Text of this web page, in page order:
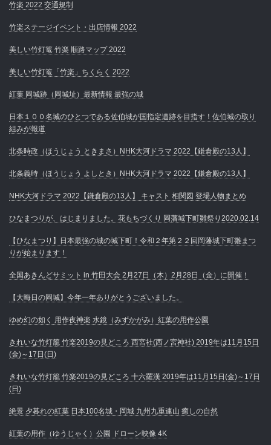
竹楽 2022 交通規制
竹楽ステージイベント・出店情報 2022
美しい竹灯篭 竹楽 順路マップ 2022
美しい竹灯篭「竹楽」ちくらく 2022
紅葉 岡城跡（岡城址）最新情報 最強の城
日本１００名城のひとつである佐伯城が国指定遺跡を目指す！佐伯城の取り
組みが報道
北条時政（ほうじょう ときまさ）NHK大河ドラマ 2022【鎌倉殿の13人】
北条義時（ほうじょう よしとき）NHK大河ドラマ 2022【鎌倉殿の13人】
NHK大河ドラマ 2022【鎌倉殿の13人】 キャスト 相関図 登場人物まとめ
ひなまつりが、はじまりました。花もちづくり 岡藩城下町雛祭り2020.02.14
【ひなまつり】日本最強の城の城下町！令和２年第２２回岡藩城下町雛まつ
りが始まります！
全国あきんどサミット in 竹田大会 2月27日（木）2月28日（金）に開催！
【大晦日の岡城】今年一年ありがとうございました。
ゆめ幻の如く 用作夜神楽 水鏡（みずかがみ）紅葉の用作公園
きれいな竹灯籠 竹楽2019の見どころ 西宮社(西ノ宮神社) 2019年は11月15日
(金)～17日(日)
きれいな竹灯籠 竹楽2019の見どころ 十六羅漢 2019年は11月15日(金)～17日
(日)
絶景 夕暮れの紅葉 日本100名城・岡城 九州九重連山 癒しの自然
紅葉の用作（ゆうじゃく）公園 ドローン映像 4K